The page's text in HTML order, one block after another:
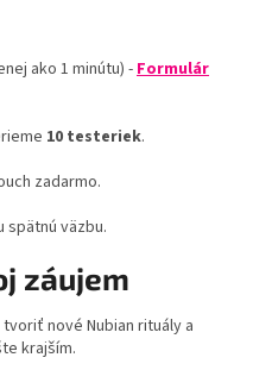
ako 1 minútu) -Formulár
10 testeriek.
zadarmo.
spätnú väzbu.
záujem
nové Nubian rituály a
krajším.